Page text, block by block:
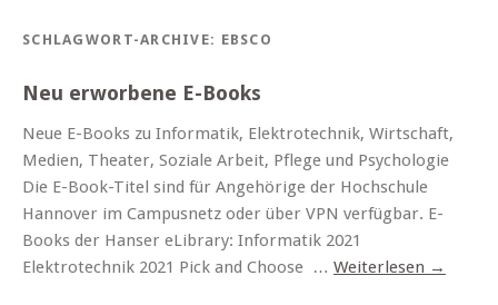
SCHLAGWORT-ARCHIVE: EBSCO
Neu erworbene E-Books
Neue E-Books zu Informatik, Elektrotechnik, Wirtschaft,
Medien, Theater, Soziale Arbeit, Pflege und Psychologie
Die E-Book-Titel sind für Angehörige der Hochschule
Hannover im Campusnetz oder über VPN verfügbar. E-
Books der Hanser eLibrary: Informatik 2021
Elektrotechnik 2021 Pick and Choose … Weiterlesen →